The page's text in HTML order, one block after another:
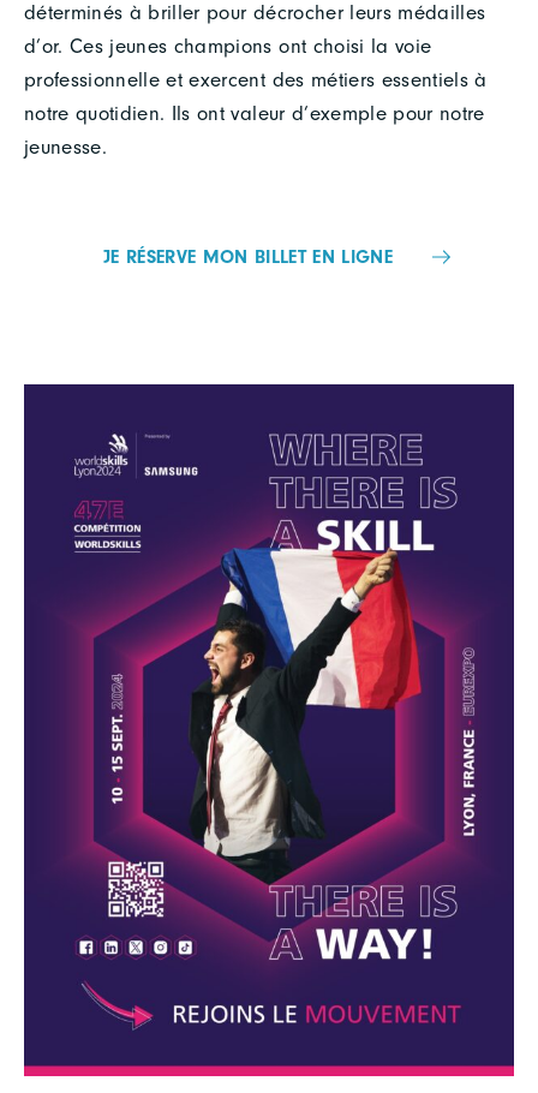
déterminés à briller pour décrocher leurs médailles
d’or. Ces jeunes champions ont choisi la voie
professionnelle et exercent des métiers essentiels à
notre quotidien. Ils ont valeur d’exemple pour notre
jeunesse.
JE RÉSERVE MON BILLET EN LIGNE